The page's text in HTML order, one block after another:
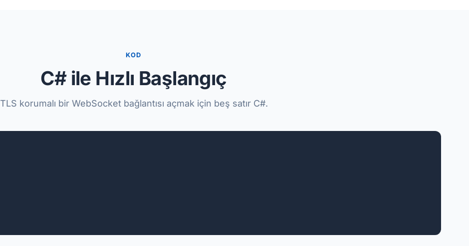
KOD
C# ile Hızlı Başlangıç
TLS korumalı bir WebSocket bağlantısı açmak için beş satır C#.